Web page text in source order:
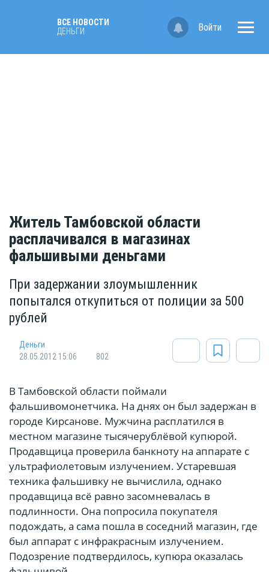
ВСЕ НОВОСТИ
ДЕНЬГИ
Войти
Житель Тамбовской области
расплачивался в магазинах
фальшивыми деньгами
При задержании злоумышленник
попытался откупиться от полиции за 500
рублей
Деньги
28.05.2012 15:06
802
В Тамбовской области поймали
фальшивомонетчика. На днях он был задержан в
городе Кирсанове. Мужчина расплатился в
местном магазине тысячерублёвой купюрой.
Продавщица проверила банкноту на аппарате с
ультрафиолетовым излучением. Устаревшая
техника фальшивку не вычислила, однако
продавщица всё равно засомневалась в
подлинности. Она попросила покупателя
подождать, а сама пошла в соседний магазин, где
был аппарат с инфракрасным излучением.
Подозрение подтвердилось, купюра оказалась